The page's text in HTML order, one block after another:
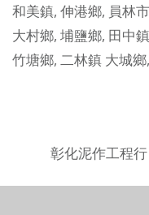
和美鎮, 伸港鄉, 員林市
大村鄉, 埔鹽鄉, 田中鎮
竹塘鄉, 二林鎮 大城鄉,
彰化泥作工程